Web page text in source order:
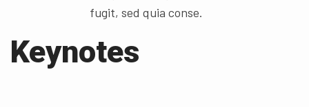
fugit, sed quia conse.
Keynotes